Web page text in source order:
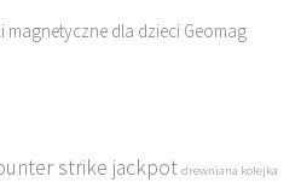
magnetyczne dla dzieci Geomag
strike jackpot drewniana kolejka